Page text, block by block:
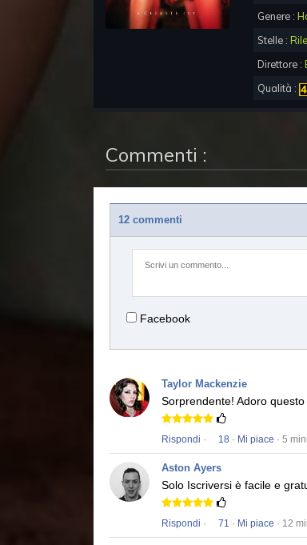
Genere :
Stelle :
Direttore :
Qualità :
Commenti :
12 commenti
Facebook
Taylor Mackenzie
Sorprendente! Adoro questo
Rispondi · 18 · Mi piace · 5
Aston Ayers
Solo Iscriversi è facile e
Rispondi · 71 · Mi piace · 12